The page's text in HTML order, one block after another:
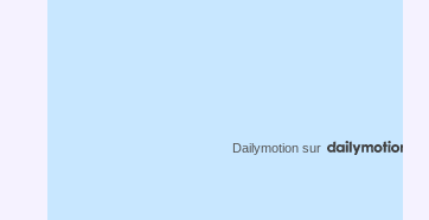
Dailymotion sur